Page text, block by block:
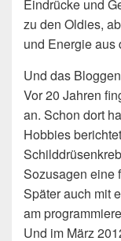
Eindrücke und
zu den Oldies,
und Energie aus
Und das
Vor 20 Jahren
an. Schon dort
Hobbies
Sozusagen eine
Später auch mit
am
Und im März